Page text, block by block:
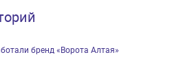
бренд «Ворота Алтая»